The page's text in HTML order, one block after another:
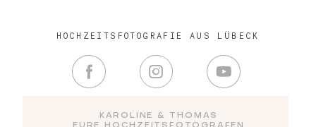
KAROLINE & THOMAS
HOCHZEITSFOTOGRAFIE AUS LÜBECK
Kontakt
Blog